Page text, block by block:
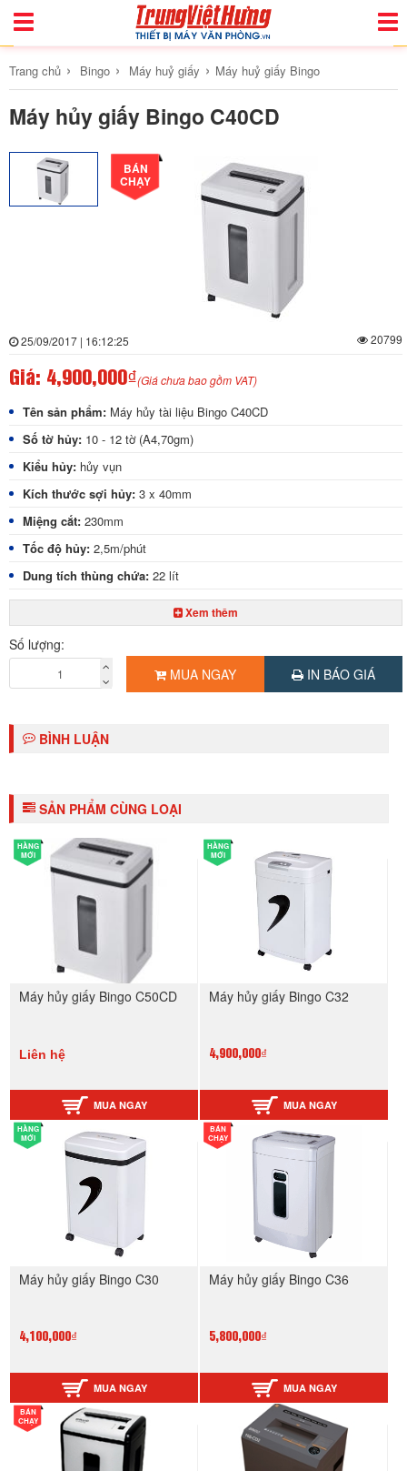
Toggle
Trang chủ › Bingo › Máy huỷ giấy › Máy huỷ giấy Bingo
Máy hủy giấy Bingo C40CD
BÁN
CHẠY
25/09/2017 | 16:12:25 20799
Giá: 4,900,000₫(Giá chưa bao gồm VAT)
Tên sản phẩm: Máy hủy tài liệu Bingo C40CD
Số tờ hủy: 10 - 12 tờ (A4,70gm)
Kiểu hủy: hủy vụn
Kích thước sợi hủy: 3 x 40mm
Miệng cắt: 230mm
Tốc độ hủy: 2,5m/phút
Dung tích thùng chứa: 22 lít
Chức năng đặc biệt:Hủy kim kẹp, kim bấm, ID Card, đĩa CD
Kích thước:365 x 265 x 555mm
Trọng lượng:13 kg
Xuất xứ:Đức
Giao hàng:Miễn phí TP.HCM
Xem thêm
Số lượng:
MUA NGAY
IN BÁO GIÁ
BÌNH LUẬN
SẢN PHẨM CÙNG LOẠI
HÀNG
MỚI
Máy hủy giấy Bingo C50CD
Liên hệ
MUA NGAY
HÀNG
MỚI
Máy hủy giấy Bingo C32
4,900,000₫
MUA NGAY
HÀNG
MỚI
Máy hủy giấy Bingo C30
4,100,000₫
MUA NGAY
BÁN
CHẠY
Máy hủy giấy Bingo C36
5,800,000₫
MUA NGAY
BÁN
CHẠY